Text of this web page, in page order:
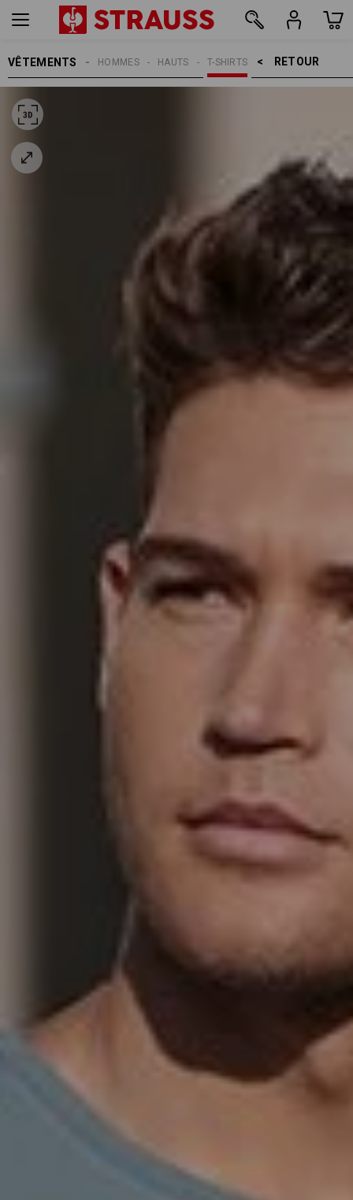
VÊTEMENTS RETOUR    >
T-SHIRTS
HAUTS
HOMMES